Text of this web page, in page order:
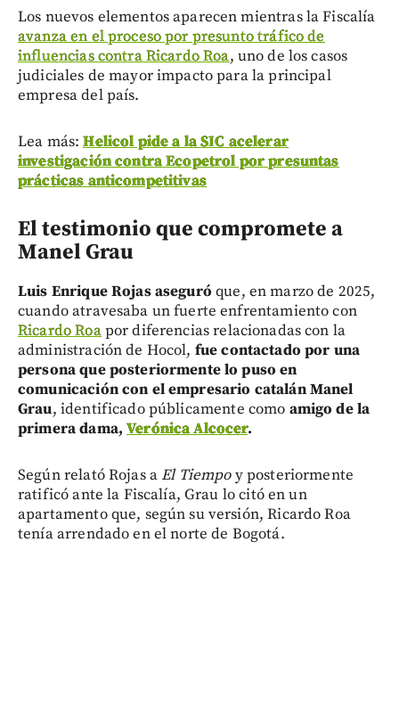
Los nuevos elementos aparecen mientras la Fiscalía
avanza en el proceso por presunto tráfico de
influencias contra Ricardo Roa, uno de los casos
judiciales de mayor impacto para la principal
empresa del país.
Lea más:Helicol pide a la SIC acelerar
investigación contra Ecopetrol por presuntas
prácticas anticompetitivas
El testimonio que compromete a
Manel Grau
Luis Enrique Rojas aseguróque, en marzo de 2025,
cuando atravesaba un fuerte enfrentamiento con
Ricardo Roapor diferencias relacionadas con la
administración de Hocol, fue contactado por una
persona que posteriormente lo puso en
comunicación con el empresario catalán Manel
Grau, identificado públicamente como amigo de la
primera dama,Verónica Alcocer.
Según relató Rojas aEl Tiempoy posteriormente
ratificó ante la Fiscalía, Grau lo citó en un
apartamento que, según su versión, Ricardo Roa
tenía arrendado en el norte de Bogotá.